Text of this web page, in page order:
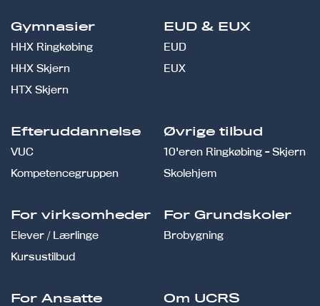
Gymnasier
HHX Ringkøbing
HHX Skjern
HTX Skjern
EUD & EUX
EUD
EUX
Efteruddannelse
VUC
Kompetencegruppen
Øvrige tilbud
10'eren Ringkøbing - Skjern
Skolehjem
For virksomheder
Elever / Lærlinge
Kursustilbud
For Grundskoler
Brobygning
For Ansatte
Om UCRS